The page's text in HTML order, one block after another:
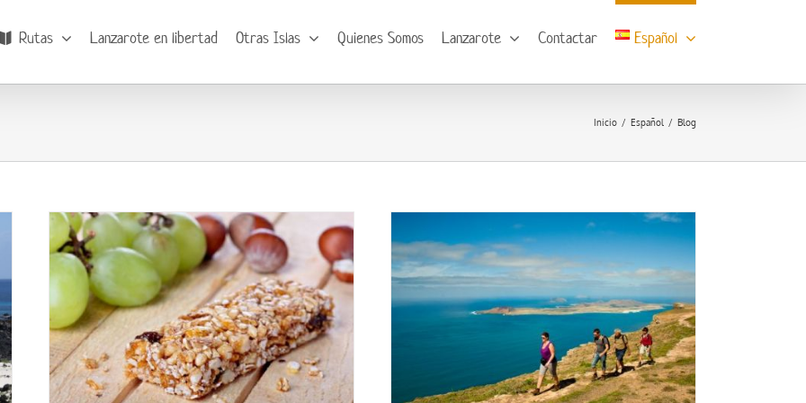
Rutas Lanzarote en libertad Otras Islas Quienes Somos Lanzarote Contactar Español
Inicio Español Blog
Programa semanal de Senderismo en
Lanzarote
Novedades